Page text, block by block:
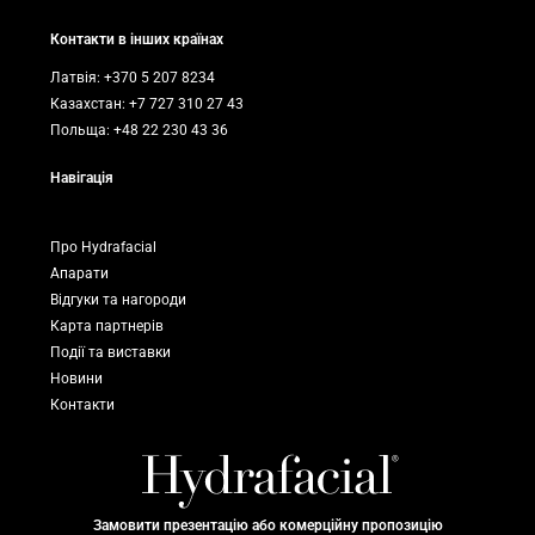
Контакти в інших країнах
Латвія: +370 5 207 8234
Казахстан: +7 727 310 27 43
Польща: +48 22 230 43 36
Навігація
Про Hydrafacial
Апарати
Відгуки та нагороди
Карта партнерів
Події та виставки
Новини
Контакти
Замовити презентацію або комерційну пропозицію